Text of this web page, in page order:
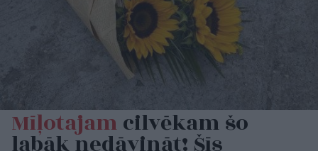
Mīļotajamcilvēkam šo
labāk nedāvināt! Šīs